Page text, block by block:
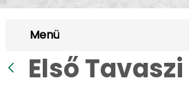
Menü
Első